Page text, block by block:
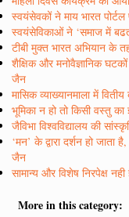
स्वयंसेवकों ने माय भारत
स्वयंसेविकाओं ने ‘समाज में
टीबी मुक्त भारत अभियान के
शैक्षिक और मनोवैज्ञानिक
जैन
मासिक व्याख्यानमाला में
भूमिका न हो तो किसी वस्तु का
जैविभा विश्वविद्यालय की
‘मन’ के द्वारा दर्शन हो जाता
जैन
सामान्य और विशेष निरपेक्ष
More in this category: